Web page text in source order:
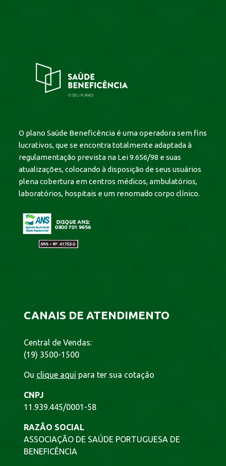
O plano Saúde Beneficência é uma operadora sem fins
lucrativos, que se encontra totalmente adaptada à
regulamentação prevista na Lei 9.656/98 e suas
atualizações, colocando à disposição de seus usuários
plena cobertura em centros médicos, ambulatórios,
laboratórios, hospitais e um renomado corpo clínico.
CANAIS DE ATENDIMENTO
Central de Vendas:
(19) 3500-1500
Ou clique aqui para ter sua cotação
CNPJ
11.939.445/0001-58
RAZÃO SOCIAL
ASSOCIAÇÃO DE SAÚDE PORTUGUESA DE
BENEFICÊNCIA